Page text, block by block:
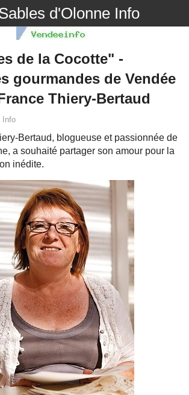
d'Olonne Info
de la Cocotte" -
gourmandes de Vendée
Thiery-Bertaud
Info
Bertaud, blogueuse et passionnée de
a souhaité partager son amour pour la
inédite.